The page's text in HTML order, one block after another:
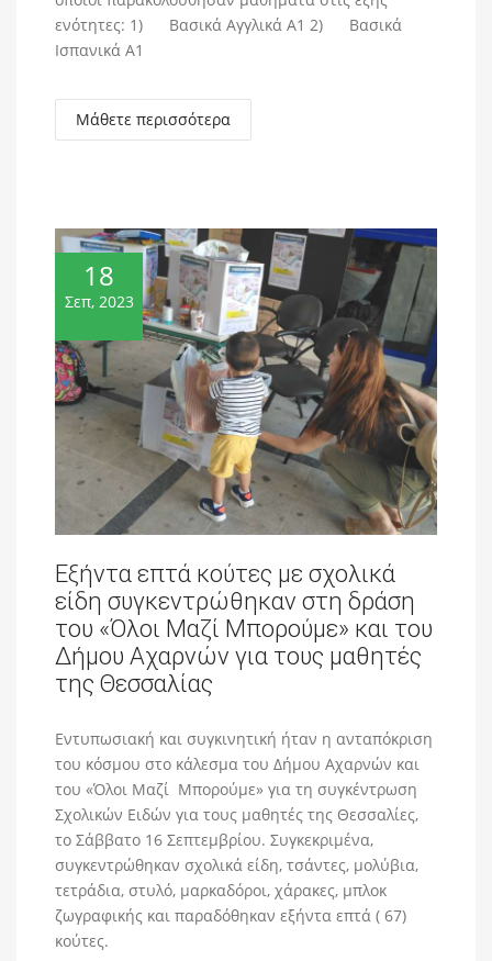
ενότητες: 1) Βασικά Αγγλικά Α1 2) Βασικά
Ισπανικά Α1
Μάθετε περισσότερα
18
Σεπ, 2023
Εξήντα επτά κούτες με σχολικά
είδη συγκεντρώθηκαν στη δράση
του «Όλοι Μαζί Μπορούμε» και του
Δήμου Αχαρνών για τους μαθητές
της Θεσσαλίας
Εντυπωσιακή και συγκινητική ήταν η ανταπόκριση
του κόσμου στο κάλεσμα του Δήμου Αχαρνών και
του «Όλοι Μαζί Μπορούμε» για τη συγκέντρωση
Σχολικών Ειδών για τους μαθητές της Θεσσαλίες,
το Σάββατο 16 Σεπτεμβρίου. Συγκεκριμένα,
συγκεντρώθηκαν σχολικά είδη, τσάντες, μολύβια,
τετράδια, στυλό, μαρκαδόροι, χάρακες, μπλοκ
ζωγραφικής και παραδόθηκαν εξήντα επτά ( 67)
κούτες.